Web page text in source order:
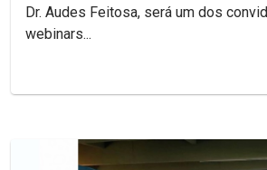
Dr. Audes Feitosa, será um dos
webinars...